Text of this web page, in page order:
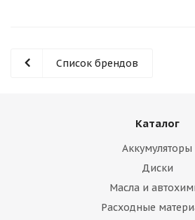
Список брендов
Каталог
Аккумуляторы
Диски
Масла и
Расходные